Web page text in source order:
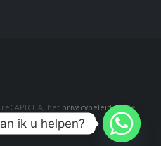
het privacybeleiden de
toepassing.
ik u helpen?